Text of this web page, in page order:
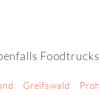
Greifswald